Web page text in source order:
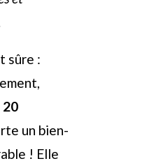
sûre :
20
un bien-
! Elle